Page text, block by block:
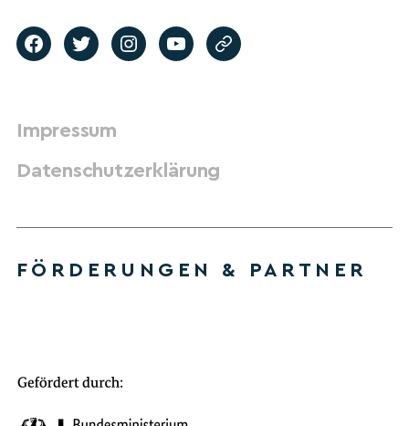
Impressum
Datenschutzerklärung
FÖRDERUNGEN & PARTNER